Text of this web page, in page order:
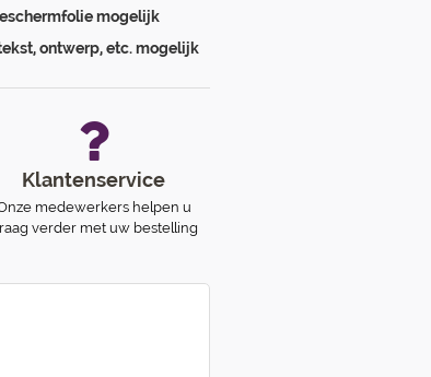
mogelijk
ontwerp, etc. mogelijk
Klantenservice
medewerkers helpen u
verder met uw bestelling